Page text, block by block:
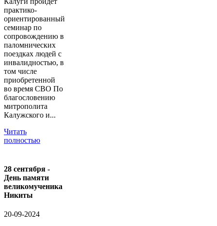
практико-
ориентированный
семинар по
сопровождению в
паломнических
поездках людей с
инвалидностью, в
том числе
приобретенной
во время СВО По
благословению
митрополита
Калужского и...
Читать
полностью
28 сентября -
День памяти
великомученика
Никиты
20-09-2024